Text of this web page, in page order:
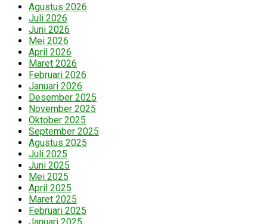
Agustus 2026
Juli 2026
Juni 2026
Mei 2026
April 2026
Maret 2026
Februari 2026
Januari 2026
Desember 2025
November 2025
Oktober 2025
September 2025
Agustus 2025
Juli 2025
Juni 2025
Mei 2025
April 2025
Maret 2025
Februari 2025